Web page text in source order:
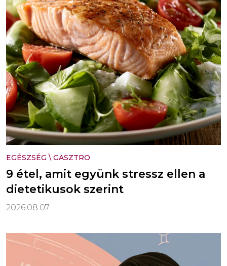
EGÉSZSÉG \ GASZTRO
9 étel, amit együnk stressz ellen a
dietetikusok szerint
2026.08.07.